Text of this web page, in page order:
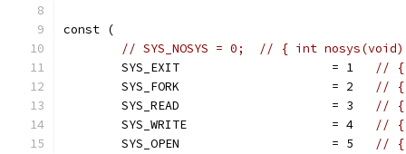
const (
// SYS_NOSYS = 0;  // { int
	SYS_EXIT                     = 1
// {
	SYS_FORK                     = 2
// {
	SYS_READ                     = 3
// {
	SYS_WRITE                    = 4
// {
	SYS_OPEN                     = 5
// {